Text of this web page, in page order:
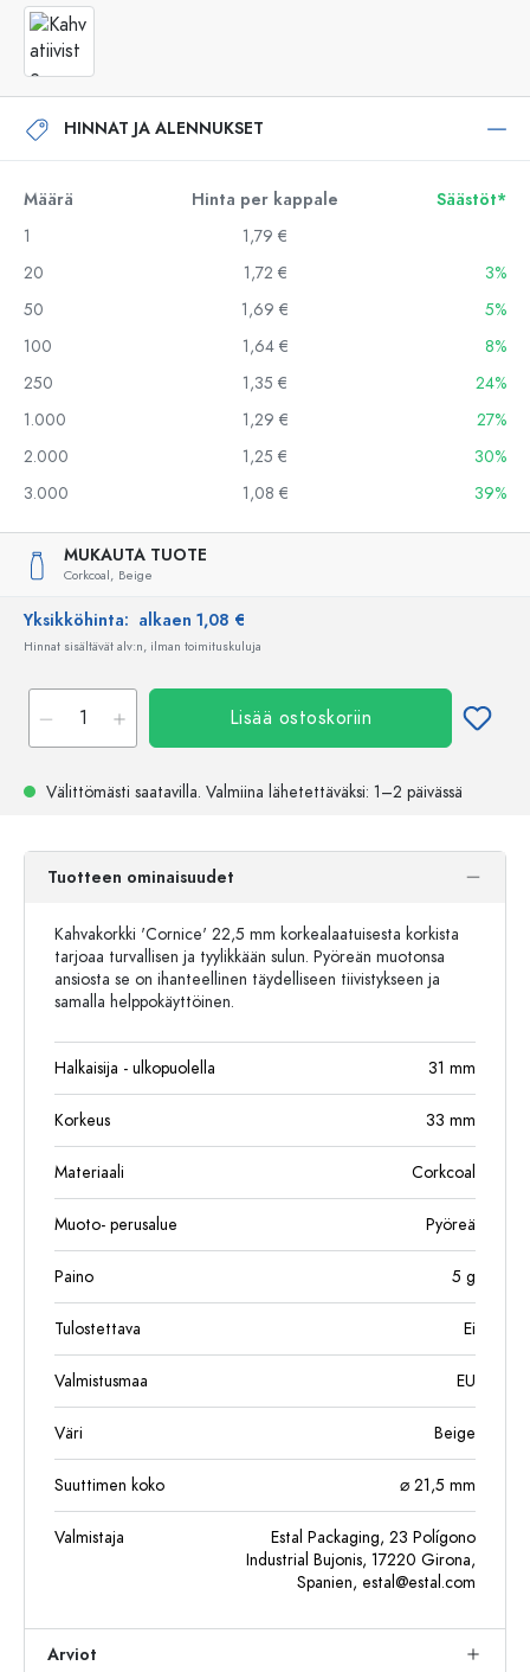
HINNAT JA ALENNUKSET
Määrä Hinta per kappale
Säästöt*
1
1,79 €
20
1,72 €
3%
50
1,69 €
5%
100
1,64 €
8%
250
1,35 €
24%
1.000
1,29 €
27%
2.000
1,25 €
30%
3.000
1,08 € 39%
MUKAUTA TUOTE
Corkcoal, Beige
Yksikköhinta: alkaen 1,08 €
Hinnat sisältävät alv:n, ilman toimituskuluja
Lisää ostoskoriin
Välittömästi saatavilla. Valmiina lähetettäväksi: 1–2 päivässä
Tuotteen ominaisuudet
Kahvakorkki 'Cornice' 22,5 mm korkealaatuisesta korkista
tarjoaa turvallisen ja tyylikkään sulun. Pyöreän muotonsa
ansiosta se on ihanteellinen täydelliseen tiivistykseen ja
samalla helppokäyttöinen.
Halkaisija - ulkopuolella 31 mm
Korkeus 33 mm
Materiaali Corkcoal
Muoto- perusalue Pyöreä
Paino 5 g
Tulostettava Ei
Valmistusmaa EU
Väri Beige
Suuttimen koko ⌀ 21,5 mm
Valmistaja
Estal Packaging, 23 Polígono
Industrial Bujonis, 17220 Girona,
Spanien, estal@estal.com
Arviot